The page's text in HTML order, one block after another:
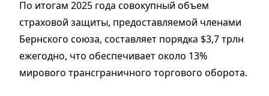
По итогам 2025 года совокупный объем
страховой защиты, предоставляемой членами
Бернского союза, составляет порядка $3,7 трлн
ежегодно, что обеспечивает около 13%
мирового трансграничного торгового оборота.